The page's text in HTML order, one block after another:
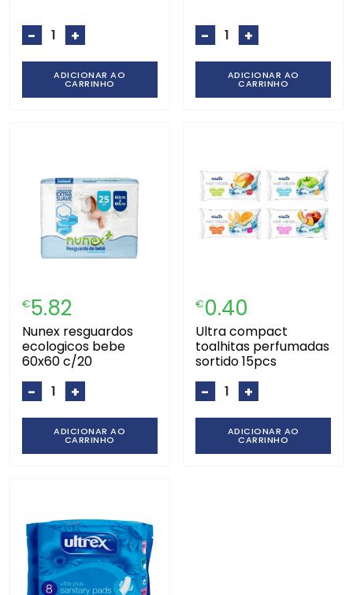
- +
ADICIONAR AO
CARRINHO
- +
ADICIONAR AO
CARRINHO
€5.82
nunex resguardos
ecologicos bebe
60x60 c/20
- +
ADICIONAR AO
CARRINHO
€0.40
ultra compact
toalhitas perfumadas
sortido 15pcs
- +
ADICIONAR AO
CARRINHO